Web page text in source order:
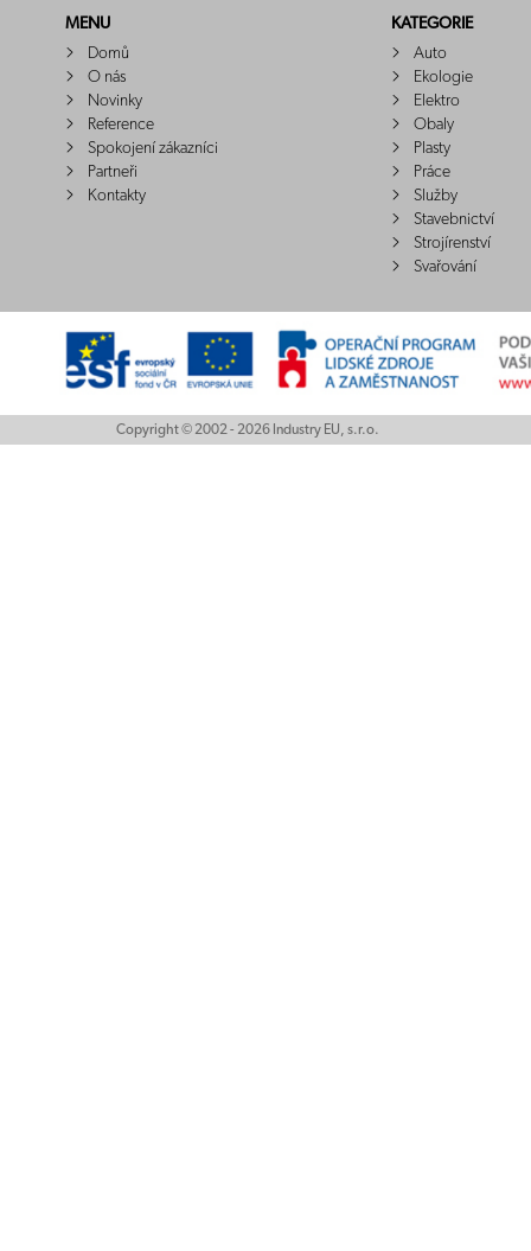
MENU
Domů
O nás
Novinky
Reference
Spokojení zákazníci
Partneři
Kontakty
KATEGORIE
Auto
Ekologie
Elektro
Obaly
Plasty
Práce
Služby
Stavebnictví
Strojírenství
Svařování
Copyright © 2002 - 2026 Industry EU, s.r.o.